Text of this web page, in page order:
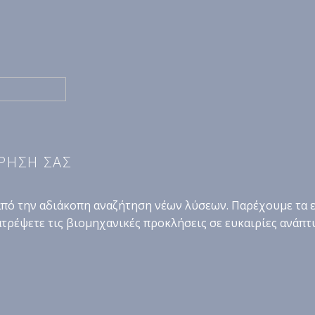
ΣΑΣ
την αδιάκοπη αναζήτηση νέων λύσεων. Παρέχουμε τα
τις βιομηχανικές προκλήσεις σε ευκαιρίες